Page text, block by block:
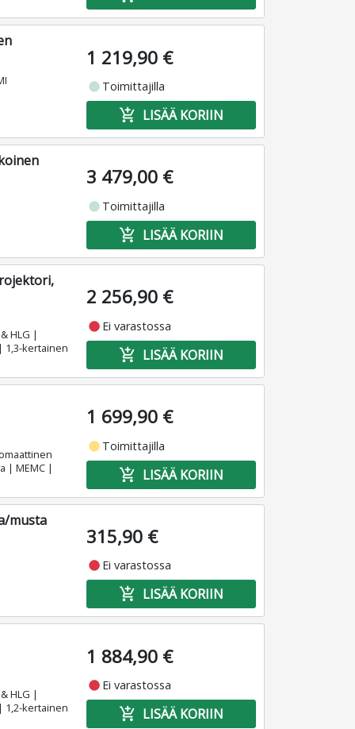
1 219,90 €
fiber_manual_record Toimittajilla
add_shopping_cart LISÄÄ KORIIN
3 479,00 €
fiber_manual_record Toimittajilla
add_shopping_cart LISÄÄ KORIIN
HLG |
1,3-kertainen
2 256,90 €
fiber_manual_record Ei varastossa
add_shopping_cart LISÄÄ KORIIN
| MEMC |
1 699,90 €
fiber_manual_record Toimittajilla
add_shopping_cart LISÄÄ KORIIN
musta
315,90 €
fiber_manual_record Ei varastossa
add_shopping_cart LISÄÄ KORIIN
HLG |
1,2-kertainen
1 884,90 €
fiber_manual_record Ei varastossa
add_shopping_cart LISÄÄ KORIIN